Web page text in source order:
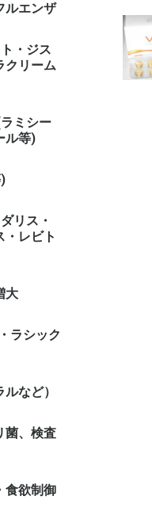
ルエンザ
・ジス
クリーム
ミシー
ル等)
リス・
・レビト
大
ラシック
など）
菌、検査
食欲制御